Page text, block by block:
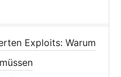
Exploits: Warum